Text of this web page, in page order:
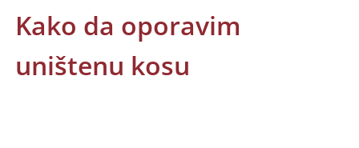
Kako da oporavim
uništenu kosu